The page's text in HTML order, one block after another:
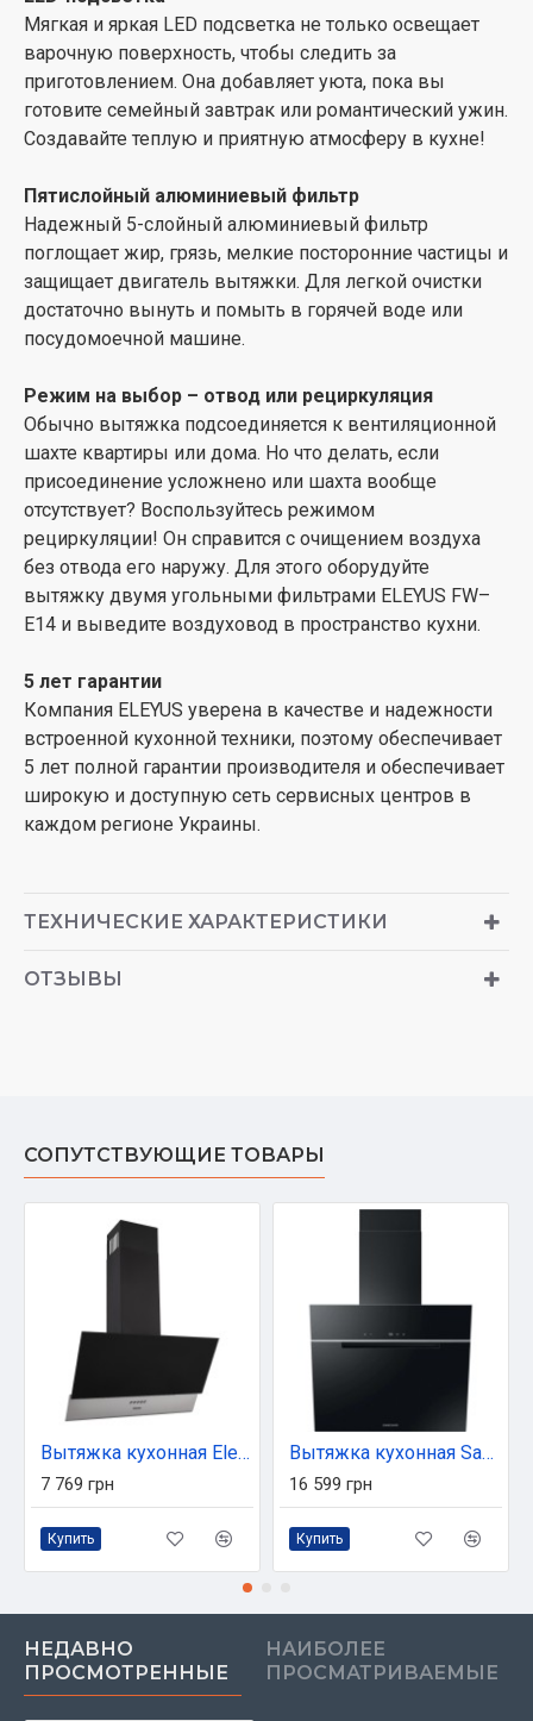
Мягкая и яркая LED подсветка не только освещает
варочную поверхность, чтобы следить за
приготовлением. Она добавляет уюта, пока вы
готовите семейный завтрак или романтический ужин.
Создавайте теплую и приятную атмосферу в кухне!
Пятислойный алюминиевый фильтр
Надежный 5-слойный алюминиевый фильтр
поглощает жир, грязь, мелкие посторонние частицы и
защищает двигатель вытяжки. Для легкой очистки
достаточно вынуть и помыть в горячей воде или
посудомоечной машине.
Режим на выбор – отвод или рециркуляция
Обычно вытяжка подсоединяется к вентиляционной
шахте квартиры или дома. Но что делать, если
присоединение усложнено или шахта вообще
отсутствует? Воспользуйтесь режимом
рециркуляции! Он справится с очищением воздуха
без отвода его наружу. Для этого оборудуйте
вытяжку двумя угольными фильтрами ELEYUS FW–
E14 и выведите воздуховод в пространство кухни.
5 лет гарантии
Компания ELEYUS уверена в качестве и надежности
встроенной кухонной техники, поэтому обеспечивает
5 лет полной гарантии производителя и обеспечивает
широкую и доступную сеть сервисных центров в
каждом регионе Украины.
ТЕХНИЧЕСКИЕ ХАРАКТЕРИСТИКИ
ОТЗЫВЫ
СОПУТСТВУЮЩИЕ ТОВАРЫ
Вытяжка кухонная Eleyus Della 700 50 IS+BL
7 769 грн
Купить
Вытяжка кухонная Samsung NK24C7070WB/UR
16 599 грн
Купить
НЕДАВНО
ПРОСМОТРЕННЫЕ
НАИБОЛЕЕ
ПРОСМАТРИВАЕМЫЕ